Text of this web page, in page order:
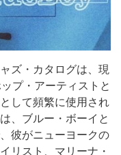
ズ・カタログは、現
プ・アーティストと
して頻繁に使用され
、ブルー・ボーイと
彼がニューヨークの
リスト、マリーナ・